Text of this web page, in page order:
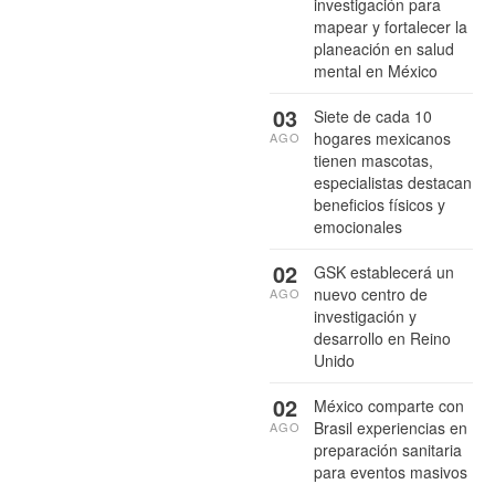
mapear y fortalecer la
planeación en salud
mental en México
Siete de cada 10
hogares mexicanos
tienen mascotas,
especialistas destacan
beneficios físicos y
emocionales
03
AGO
GSK establecerá un
nuevo centro de
investigación y
desarrollo en Reino
Unido
02
AGO
México comparte con
Brasil experiencias en
preparación sanitaria
para eventos masivos
02
AGO